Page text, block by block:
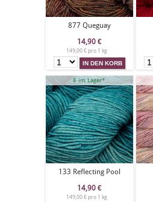
877 Queguay
14,90 €
149,00 € pro 1 kg
8 im Lager*
133 Reflecting Pool
14,90 €
149,00 € pro 1 kg